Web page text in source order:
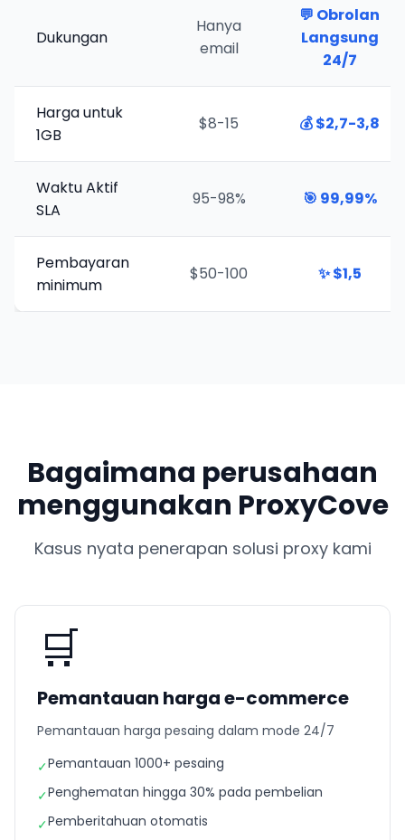
Dukungan
Hanya
email
💬 Obrolan
Langsung
24/7
Harga untuk
1GB
$8-15 💰$2,7-3,8
Waktu Aktif
SLA
95-98% 🎯 99,99%
Pembayaran
minimum
$50-100 ✨$1,5
Bagaimana perusahaan
menggunakan ProxyCove
Kasus nyata penerapan solusi proxy kami
🛒
Pemantauan harga e-commerce
Pemantauan harga pesaing dalam mode 24/7
✓Pemantauan 1000+ pesaing
✓Penghematan hingga 30% pada pembelian
✓Pemberitahuan otomatis